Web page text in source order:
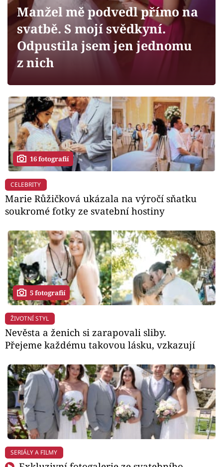
Sledujte prima+
Filmový festival Karlovy Vary
Mámy sobě
Přihlášení
Sledujte nás
Manžel mě podvedl přímo na
svatbě. S mojí svědkyní.
Odpustila jsem jen jednomu
z nich
16 fotografií
CELEBRITY
Marie Růžičková ukázala na výročí sňatku
soukromé fotky ze svatební hostiny
5 fotografií
ŽIVOTNÍ STYL
Nevěsta a ženich si zarapovali sliby.
Přejeme každému takovou lásku, vzkazují
SERIÁLY A FILMY